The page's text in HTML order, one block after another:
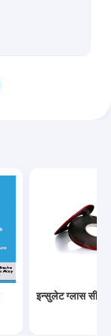
इन्सुलेट ग्लास सीलेंट